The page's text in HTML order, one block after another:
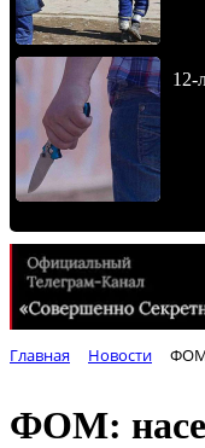
12-
Главная Новости
ФОМ: